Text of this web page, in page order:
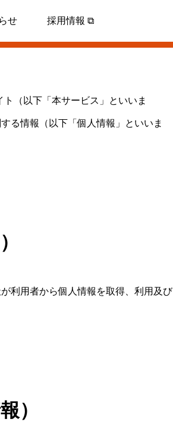
せ 採用情報 ⧉
（以下「本サービス」といいま
る情報（以下「個人情報」といいま
利用者から個人情報を取得、利用及び
）